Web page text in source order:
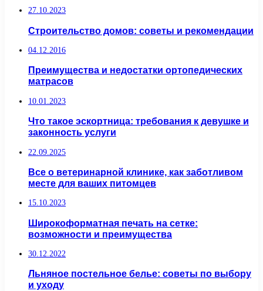
27.10.2023
Строительство домов: советы и рекомендации
04.12.2016
Преимущества и недостатки ортопедических
матрасов
10.01.2023
Что такое эскортница: требования к девушке и
законность услуги
22.09.2025
Все о ветеринарной клинике, как заботливом
месте для ваших питомцев
15.10.2023
Широкоформатная печать на сетке:
возможности и преимущества
30.12.2022
Льняное постельное белье: советы по выбору
и уходу